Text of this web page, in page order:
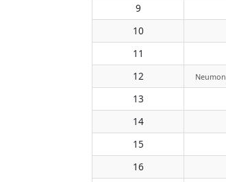
9
10
11
12
13
14
15
16